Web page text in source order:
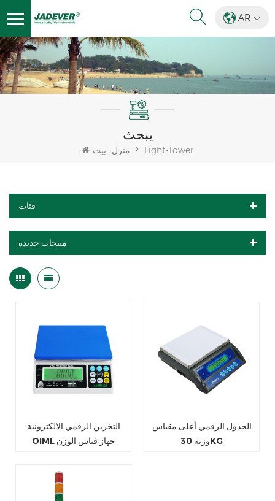
AR
يبحث
منزل، بيت Light-Tower
فئات
منتجات جديدة
التخزين الرقمي الالكترونية
OIML جهاز قياس الوزن
الجدول الرقمي أعلى مقياس
وزنه 30KG